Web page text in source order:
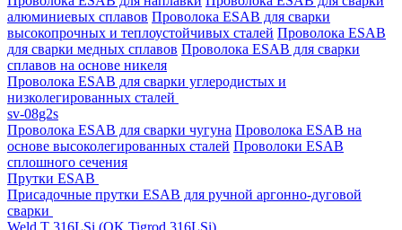
алюминиевых сплавов Проволока ESAB для сварки
высокопрочных и теплоустойчивых сталей Проволока ESAB
для сварки медных сплавов Проволока ESAB для сварки
сплавов на основе никеля
Проволока ESAB для сварки углеродистых и
низколегированных сталей
sv-08g2s
Проволока ESAB для сварки чугуна Проволока ESAB на
основе высоколегированных сталей Проволоки ESAB
сплошного сечения
Прутки ESAB
Присадочные прутки ESAB для ручной аргонно-дуговой
сварки
Weld T 316LSi (OK Tigrod 316LSi)